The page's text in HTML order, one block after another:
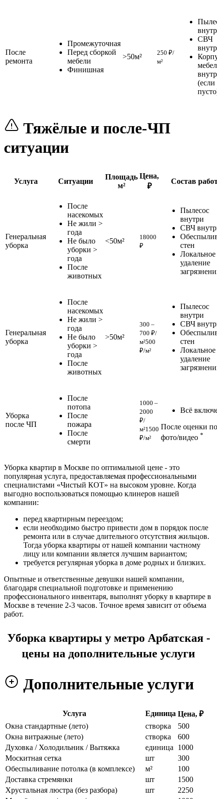
После
ремонта
Промежуточная
Перед сборкой
мебели
Финишная
>50м²
250 ₽/
м²
СВЧ
(если
Тяжёлые и после-ЧП
ситуации
Услуга Ситуации
Площадь
м²
Цена,
₽
Состав
Генеральная
уборка
После
насекомых
Не жили >
года
Не было
уборки >
года
После
животных
<50м²
18000
₽
Пылесос
внутри
СВЧ
стен
Локальное
удаление
Генеральная
уборка
После
насекомых
Не жили >
года
Не было
уборки >
года
После
животных
>50м²
300 –
700 ₽/
м²500
₽/м²
Пылесос
внутри
СВЧ
стен
Локальное
удаление
Уборка
после ЧП
После
потопа
После
пожара
После
смерти
1000 –
2000
₽/
м²1500
₽/м²
Всё
После оценки по
фото/видео *
Уборка квартир в Москве по оптимальной цене - это
популярная услуга, предоставляемая профессиональными
специалистами «Чистый КОТ» на высоком уровне. Когда
выгодно воспользоваться помощью клинеров нашей
компании:
перед квартирным переездом;
если необходимо быстро привести дом в порядок после
ремонта или в случае длительного отсутствия жильцов.
Тогда уборка квартиры от нашей компании частному
лицу или компании является лучшим вариантом;
требуется регулярная уборка в доме родных и близких.
Опытные и ответственные девушки нашей компании,
благодаря специальной подготовке и применению
профессионального инвентаря, выполнят уборку в квартире в
Москве в течение 2-3 часов. Точное время зависит от объема
работ.
Уборка квартиры у метро Арбатская -
цены на дополнительные услуги
Дополнительные услуги
Услуга Единица Цена, ₽
Окна стандартные (лето)
створка
500
Окна витражные (лето)
створка
600
Духовка / Холодильник / Вытяжка
единица
1000
Москитная сетка
шт
300
Обеспыливание потолка (в комплексе)
м²
100
Доставка стремянки
шт
1500
Хрустальная люстра (без разбора)
шт
2250